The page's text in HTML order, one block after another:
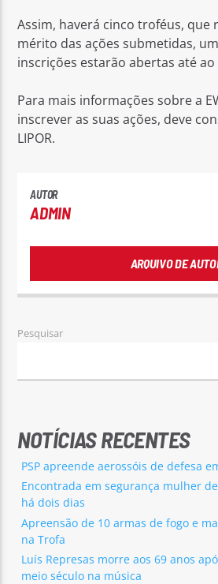
Assim, haverá cinco troféus, que
mérito das ações submetidas,
inscrições estarão abertas até
Para mais informações sobre a
inscrever as suas ações, deve
LIPOR.
AUTOR
ADMIN
ARQUIVO DE
Pesquisar
NOTÍCIAS RECENTES
PSP apreende aerossóis de defesa
Encontrada em segurança mulher
há dois dias
Apreensão de 10 armas de fogo e
na Trofa
Luís Represas morre aos 69 anos
meio século na música